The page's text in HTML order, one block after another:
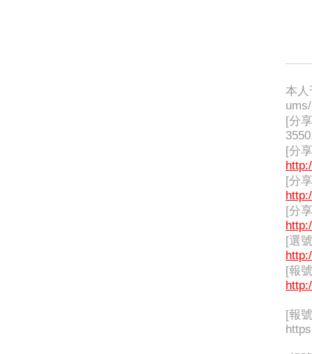
本人
[分
[分
[分
[分
[選
[報
[報